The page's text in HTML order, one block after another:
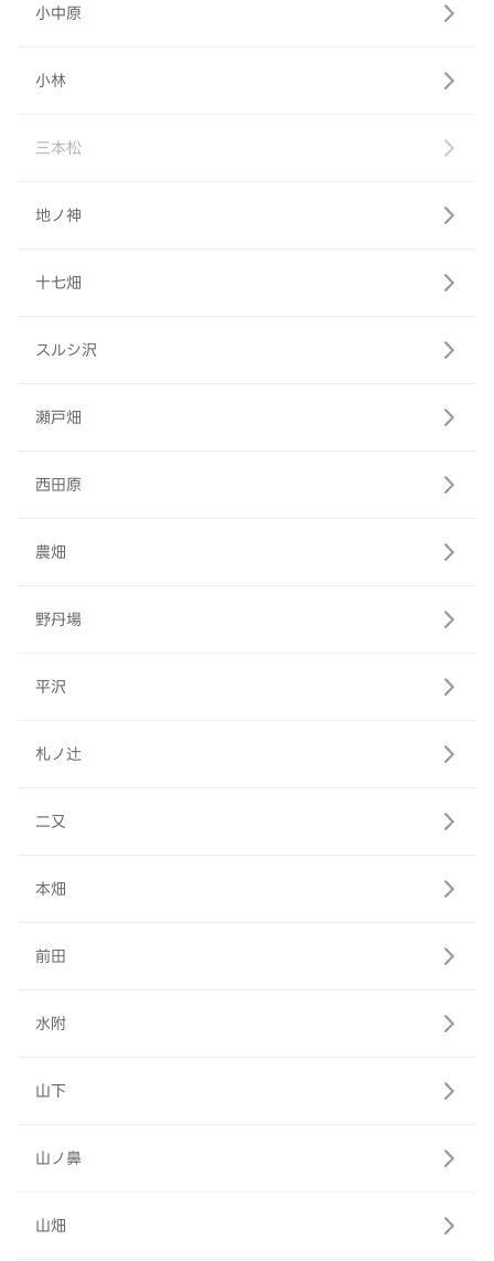
小中原
小林
三本松
地ノ神
十七畑
スルシ沢
瀬戸畑
西田原
農畑
野丹場
平沢
札ノ辻
二又
本畑
前田
水附
山下
山ノ鼻
山畑